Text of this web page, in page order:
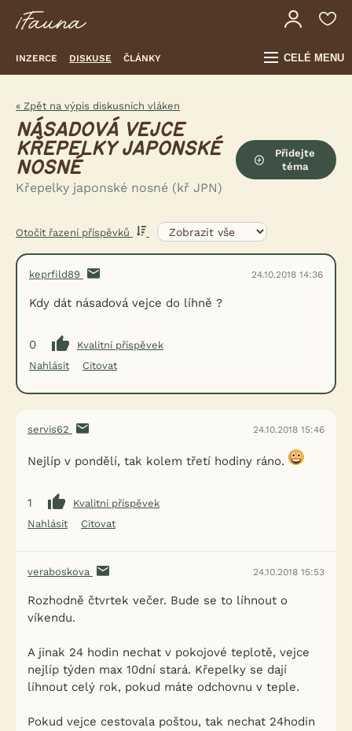
INZERCE DISKUSE ČLÁNKY CELÉ MENU
« Zpět na výpis diskusních vláken
NÁSADOVÁ VEJCE
KŘEPELKY JAPONSKÉ
NOSNÉ
Křepelky japonské nosné (kř JPN)
Přidejte
téma
Otočit řazení příspěvků
keprfild89 24.10.2018 14:36
Kdy dát násadová vejce do líhně ?
0
Kvalitní příspěvek
Nahlásit
Citovat
servis62 24.10.2018 15:46
Nejlíp v pondělí, tak kolem třetí hodiny ráno.
1
Kvalitní příspěvek
Nahlásit
Citovat
veraboskova 24.10.2018 15:53
Rozhodně čtvrtek večer. Bude se to líhnout o
víkendu.
A jinak 24 hodin nechat v pokojové teplotě, vejce
nejlíp týden max 10dní stará. Křepelky se dají
líhnout celý rok, pokud máte odchovnu v teple.
Pokud vejce cestovala poštou, tak nechat 24hodin